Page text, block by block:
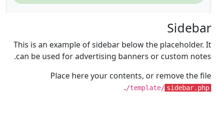
Sidebar
This is an example of sidebar below the placeholder. It
can be used for advertising banners or custom notes.
Place here your contents, or remove the file
/template/ sidebar.php
.